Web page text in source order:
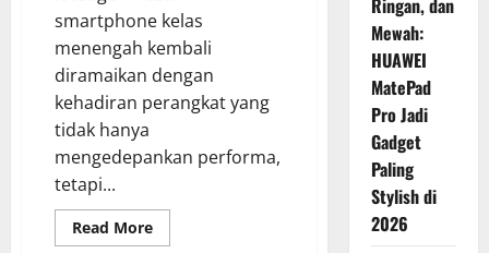
smartphone kelas
menengah kembali
diramaikan dengan
kehadiran perangkat yang
tidak hanya
mengedepankan performa,
tetapi...
Read MoreRead
more
Ringan, dan
Mewah:
HUAWEI
MatePad
Pro Jadi
Gadget
Paling
Stylish di
2026